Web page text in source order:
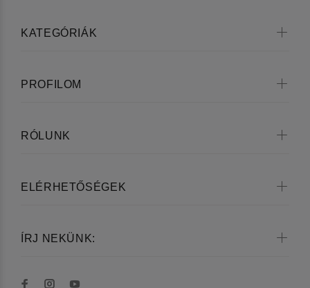
KATEGÓRIÁK
PROFILOM
RÓLUNK
ELÉRHETŐSÉGEK
ÍRJ NEKÜNK: